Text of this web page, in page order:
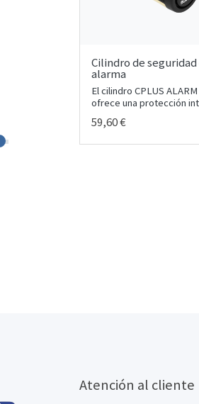
Cilindro de seguridad
alarma
El cilindro CPLUS
ofrece una protección
59,60 €
Atención al cliente